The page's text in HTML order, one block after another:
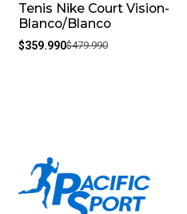
-25%
Tenis Nike Court Vision-
Blanco/Blanco
$359.990$479.990